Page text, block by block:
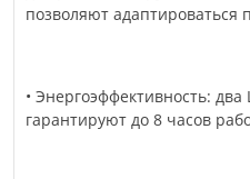
позволяют адаптироваться
• Энергоэффективность:
гарантируют до 8 часов